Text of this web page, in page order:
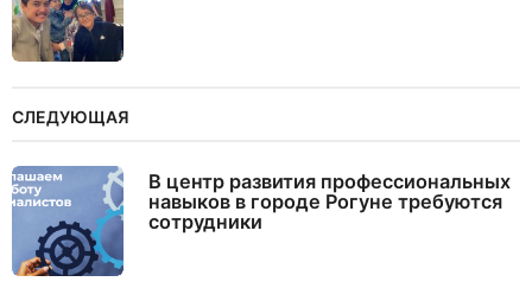
СЛЕДУЮЩАЯ
В центр развития профессиональных
навыков в городе Рогуне требуются
сотрудники